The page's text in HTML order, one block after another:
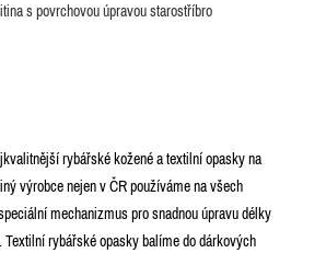
s povrchovou úpravou starostříbro
rybářské kožené a textilní opasky na
výrobce nejen v ČR používáme na všech
mechanizmus pro snadnou úpravu délky
rybářské opasky balíme do dárkových